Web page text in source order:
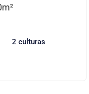
2 culturas